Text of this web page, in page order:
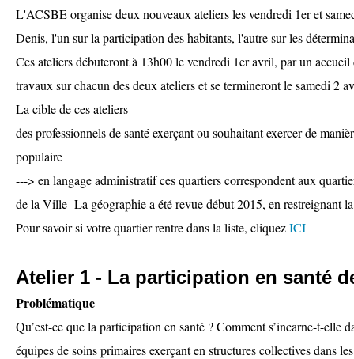
L'ACSBE organise deux nouveaux ateliers les vendredi 1er et
Denis, l'un sur la participation des habitants, l'autre sur les
Ces ateliers débuteront à 13h00 le vendredi 1er avril, par un accueil
travaux sur chacun des deux ateliers et se termineront le samedi 2
La cible de ces ateliers
des professionnels de santé exerçant ou souhaitant exercer de
populaire
---> en langage administratif ces quartiers correspondent aux
de la Ville- La géographie a été revue début 2015, en restreignant
Pour savoir si votre quartier rentre dans la liste, cliquezICI
Atelier 1 - La participation en santé
Problématique
Qu’est-ce que la participation en santé ? Comment s’incarne-t-elle
équipes de soins primaires exerçant en structures collectives dans